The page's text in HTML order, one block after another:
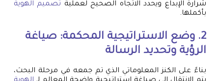
شرارة الإبداع ويحدد الاتجاه الصحيح لعملية تصميم الهوية
بأكملها.
2. وضع الاستراتيجية المحكمة: صياغة
الرؤية وتحديد الرسالة
بناءً على الكنز المعلوماتي الذي تم جمعه في مرحلة البحث،